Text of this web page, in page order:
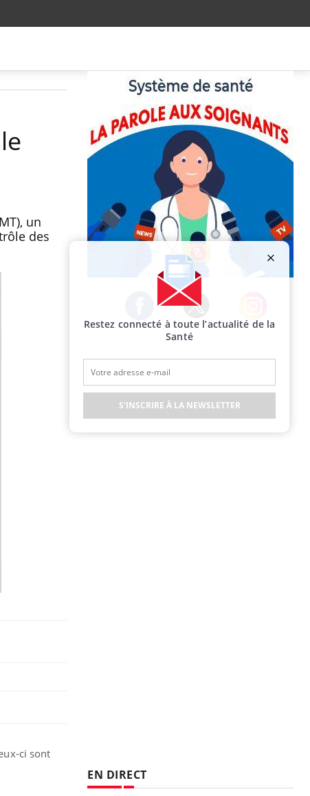
un
des
ci sont
Facebook Twitter Instagram
EN DIRECT
Restez connecté à toute l’actualité de la
Santé
S'INSCRIRE À LA NEWSLETTER